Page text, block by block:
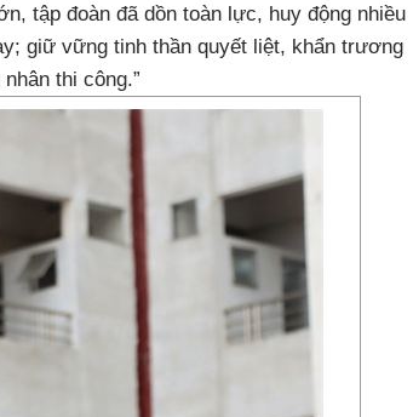
tập đoàn đã dồn toàn lực, huy động nhiều
giữ vững tinh thần quyết liệt, khẩn trương
thi công.”